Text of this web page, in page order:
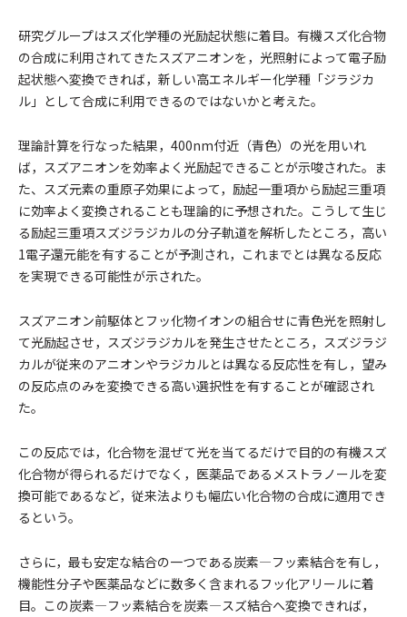
研究グループはスズ化学種の光励起状態に着目。有機スズ化合物
の合成に利用されてきたスズアニオンを，光照射によって電子励
起状態へ変換できれば，新しい高エネルギー化学種「ジラジカ
ル」として合成に利用できるのではないかと考えた。
理論計算を行なった結果，400nm付近（青色）の光を用いれ
ば，スズアニオンを効率よく光励起できることが示唆された。ま
た、スズ元素の重原子効果によって，励起一重項から励起三重項
に効率よく変換されることも理論的に予想された。こうして生じ
る励起三重項スズジラジカルの分子軌道を解析したところ，高い
1電子還元能を有することが予測され，これまでとは異なる反応
を実現できる可能性が示された。
スズアニオン前駆体とフッ化物イオンの組合せに青色光を照射し
て光励起させ，スズジラジカルを発生させたところ，スズジラジ
カルが従来のアニオンやラジカルとは異なる反応性を有し，望み
の反応点のみを変換できる高い選択性を有することが確認され
た。
この反応では，化合物を混ぜて光を当てるだけで目的の有機スズ
化合物が得られるだけでなく，医薬品であるメストラノールを変
換可能であるなど，従来法よりも幅広い化合物の合成に適用でき
るという。
さらに，最も安定な結合の一つである炭素―フッ素結合を有し，
機能性分子や医薬品などに数多く含まれるフッ化アリールに着
目。この炭素―フッ素結合を炭素―スズ結合へ変換できれば，